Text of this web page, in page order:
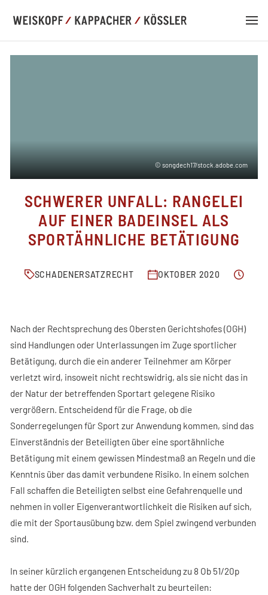
KANZLEI
KOMPETENZ
TEAM
FACHBEITRÄGE
© songdech17/stock.adobe.com
SCHWERER UNFALL: RANGELEI
AUF EINER BADEINSEL ALS
SPORTÄHNLICHE BETÄTIGUNG
SCHADENERSATZRECHT OKTOBER 2020
Nach der Rechtsprechung des Obersten Gerichtshofes (OGH)
sind Handlungen oder Unterlassungen im Zuge sportlicher
Betätigung, durch die ein anderer Teilnehmer am Körper
verletzt wird, insoweit nicht rechtswidrig, als sie nicht das in
der Natur der betreffenden Sportart gelegene Risiko
vergrößern. Entscheidend für die Frage, ob die
Sonderregelungen für Sport zur Anwendung kommen, sind das
Einverständnis der Beteiligten über eine sportähnliche
Betätigung mit einem gewissen Mindestmaß an Regeln und die
Kenntnis über das damit verbundene Risiko. In einem solchen
Fall schaffen die Beteiligten selbst eine Gefahrenquelle und
nehmen in voller Eigenverantwortlichkeit die Risiken auf sich,
die mit der Sportausübung bzw. dem Spiel zwingend verbunden
sind.
In seiner kürzlich ergangenen Entscheidung zu 8 Ob 51/20p
hatte der OGH folgenden Sachverhalt zu beurteilen: